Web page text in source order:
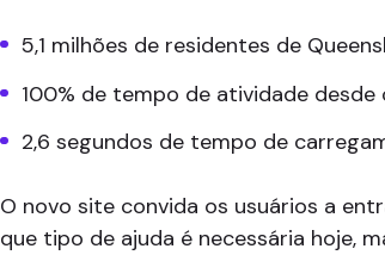
5,1 milhões de residentes de
100% de tempo de atividade
2,6 segundos de tempo de
O novo site convida os usuários a
que tipo de ajuda é necessária hoje,